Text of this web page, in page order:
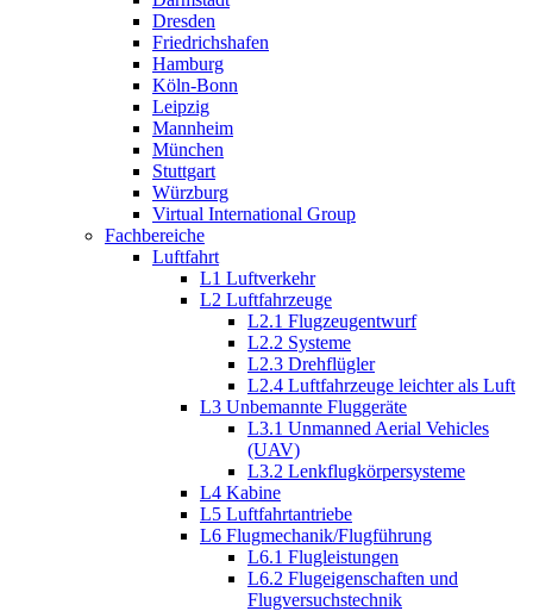
Dresden
Friedrichshafen
Hamburg
Köln-Bonn
Leipzig
Mannheim
München
Stuttgart
Würzburg
Virtual International Group
Fachbereiche
Luftfahrt
L1 Luftverkehr
L2 Luftfahrzeuge
L2.1 Flugzeugentwurf
L2.2 Systeme
L2.3 Drehflügler
L2.4 Luftfahrzeuge leichter als Luft
L3 Unbemannte Fluggeräte
L3.1 Unmanned Aerial Vehicles
(UAV)
L3.2 Lenkflugkörpersysteme
L4 Kabine
L5 Luftfahrtantriebe
L6 Flugmechanik/Flugführung
L6.1 Flugleistungen
L6.2 Flugeigenschaften und
Flugversuchstechnik